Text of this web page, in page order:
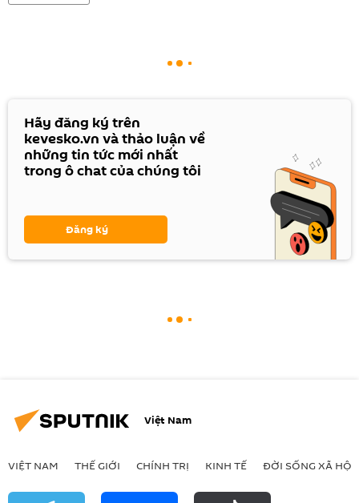
Hãy đăng ký trên
kevesko.vn và thảo luận về
những tin tức mới nhất
trong ô chat của chúng tôi
Đăng ký
Việt Nam
VIỆT NAM THẾ GIỚI CHÍNH TRỊ KINH TẾ ĐỜI SỐNG XÃ HỘI